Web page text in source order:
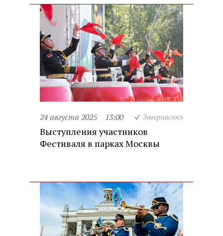
24 августа 2025 13:00 Завершилось
Выступления участников
Фестиваля в парках Москвы